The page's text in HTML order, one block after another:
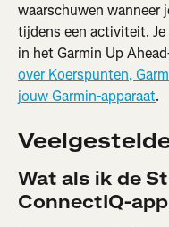
waarschuwen wanneer
tijdens een activiteit.
in het Garmin Up
over Koerspunten,
jouw Garmin-apparaat.
Wat als ik de
ConnectIQ-